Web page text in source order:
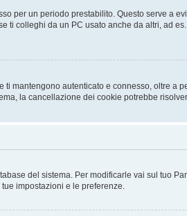
per un periodo prestabilito. Questo serve a
ti colleghi da un PC usato anche da altri, ad
mantengono autenticato e connesso, oltre a
la cancellazione dei cookie potrebbe
del sistema. Per modificarle vai sul tuo
impostazioni e le preferenze.